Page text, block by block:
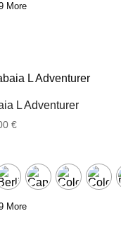
More
L Adventurer
€Rango
desde
99.00 €
hasta
More